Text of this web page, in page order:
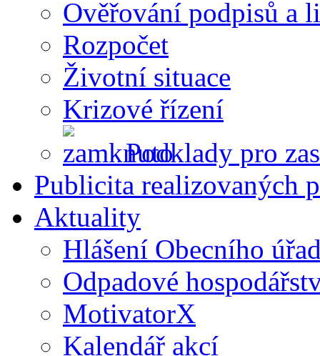
Ověřování podpisů a
Rozpočet
Životní situace
Krizové řízení
Podklady pro
Publicita realizovaných
Aktuality
Hlášení Obecního
Odpadové
MotivatorX
Kalendář akcí